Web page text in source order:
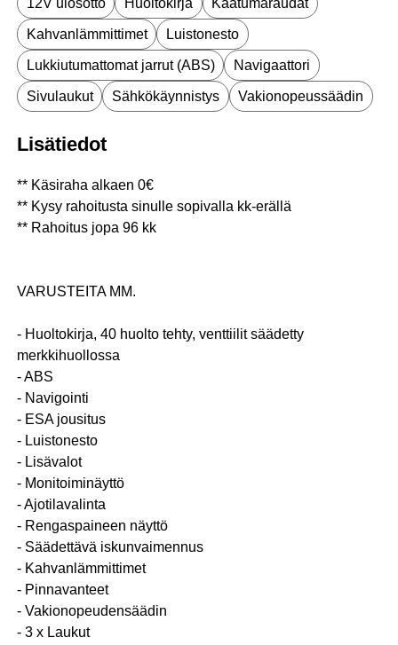
12V ulosotto Huoltokirja Kaatumaraudat
Kahvanlämmittimet Luistonesto
Lukkiutumattomat jarrut (ABS) Navigaattori
Sivulaukut Sähkökäynnistys Vakionopeussäädin
Lisätiedot
** Käsiraha alkaen 0€
** Kysy rahoitusta sinulle sopivalla kk-erällä
** Rahoitus jopa 96 kk
VARUSTEITA MM.
- Huoltokirja, 40 huolto tehty, venttiilit säädetty
merkkihuollossa
- ABS
- Navigointi
- ESA jousitus
- Luistonesto
- Lisävalot
- Monitoiminäyttö
- Ajotilavalinta
- Rengaspaineen näyttö
- Säädettävä iskunvaimennus
- Kahvanlämmittimet
- Pinnavanteet
- Vakionopeudensäädin
- 3 x Laukut